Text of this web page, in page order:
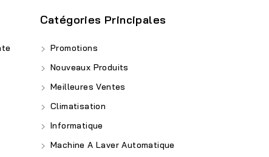
Catégories Principales
Promotions
Nouveaux Produits
Meilleures Ventes
Climatisation
Informatique
Machine A Laver Automatique